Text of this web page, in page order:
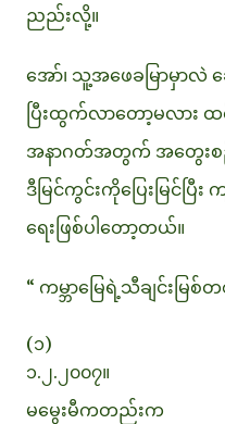
ညည်းလို့။
အော်၊ သူ့အဖေခမြာမှာလဲ ခ
ပြီးထွက်လာတော့မလား
အနာဂတ်အတွက် အတွေးစ
ဒီမြင်ကွင်းကိုပြေးမြင်ပြီ
ရေးဖြစ်ပါတော့တယ်။
“ ကမ္ဘာမြေရဲ့သီချင်းမြစ်တ
(၁)
၁.၂.၂၀၀၇။
မမွေးမီကတည်းက